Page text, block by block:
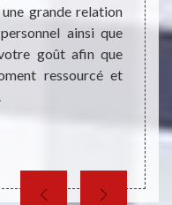
grande relation
ainsi que
goût afin que
ressourcé et
soi
des